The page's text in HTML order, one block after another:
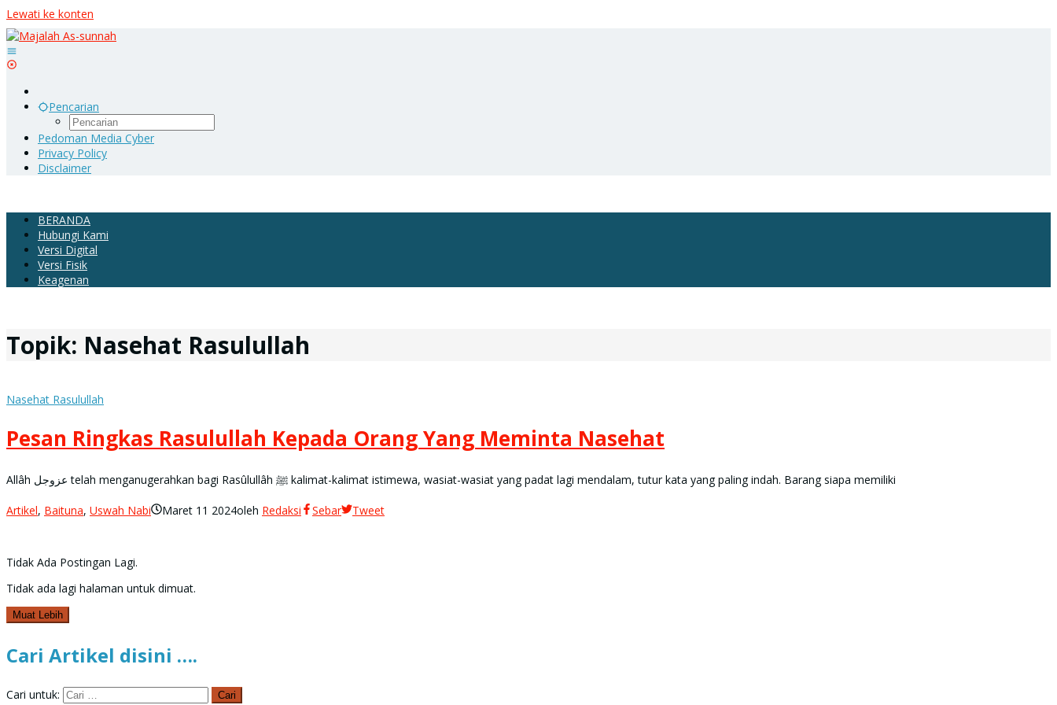
Lewati ke konten
Pencarian
Pedoman Media Cyber
Privacy Policy
Disclaimer
BERANDA
Hubungi Kami
Versi Digital
Versi Fisik
Keagenan
Topik: Nasehat Rasulullah
Nasehat Rasulullah
Pesan Ringkas Rasulullah Kepada Orang Yang Meminta Nasehat
Allâh عزوجل telah menganugerahkan bagi Rasûlullâh ﷺ kalimat-kalimat istimewa, wasiat-wasiat yang padat lagi mendalam, tutur kata yang paling indah. Barang siapa memiliki
Artikel, Baituna, Uswah Nabi Maret 11 2024oleh Redaksi Sebar Tweet
Tidak Ada Postingan Lagi.
Tidak ada lagi halaman untuk dimuat.
Muat Lebih
Cari Artikel disini ….
Cari untuk: